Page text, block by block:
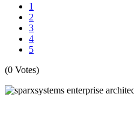
1
2
3
4
5
(0 Votes)